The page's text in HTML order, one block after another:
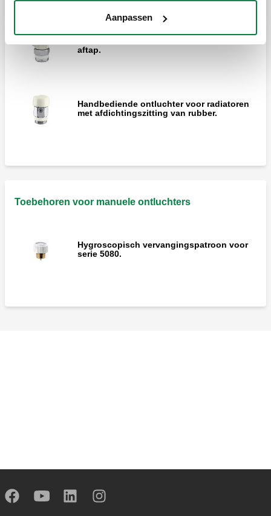
Aanpassen
aftap.
Handbediende ontluchter voor radiatoren
met afdichtingszitting van rubber.
Toebehoren voor manuele ontluchters
Hygroscopisch vervangingspatroon voor
serie 5080.